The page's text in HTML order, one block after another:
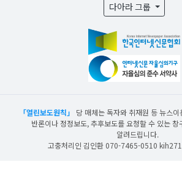
다아라 그룹
「열린보도원칙」
당 매체는 독자와 취재원 등 뉴스
반론이나 정정보도, 추후보도를 요청할 수 있는
알려드립니다.
고충처리인 김인환 070-7465-0510